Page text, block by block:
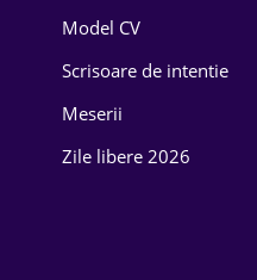
Model CV
Scrisoare de intentie
Meserii
Zile libere 2026